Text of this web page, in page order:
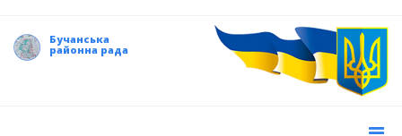
Бучанська
районна рада